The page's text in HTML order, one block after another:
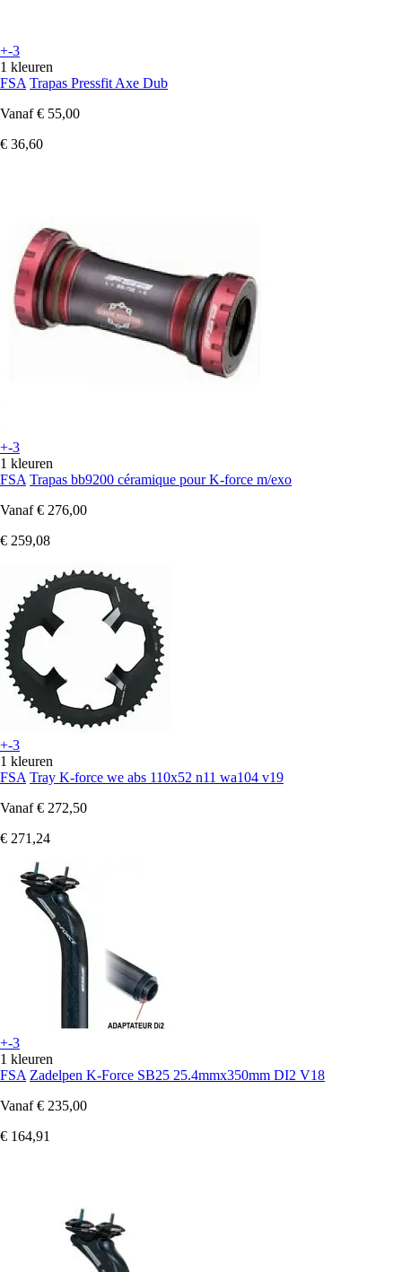
+-3
1 kleuren
FSA Trapas Pressfit Axe Dub
Vanaf € 55,00
€ 36,60
+-3
1 kleuren
FSA Trapas bb9200 céramique pour K-force m/exo
Vanaf € 276,00
€ 259,08
+-3
1 kleuren
FSA Tray K-force we abs 110x52 n11 wa104 v19
Vanaf € 272,50
€ 271,24
+-3
1 kleuren
FSA Zadelpen K-Force SB25 25.4mmx350mm DI2 V18
Vanaf € 235,00
€ 164,91